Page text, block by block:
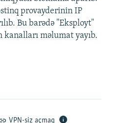
provayderinin IP
Bu barədə "Eksployt"
məlumat yayıb.
VPN-siz açmaq